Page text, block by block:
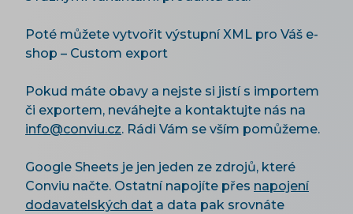
Poté můžete vytvořit výstupní XML pro Váš e-
shop – Custom export
Pokud máte obavy a nejste si jistí s importem
či exportem, neváhejte a kontaktujte nás na
info@conviu.cz. Rádi Vám se vším pomůžeme.
Google Sheets je jen jeden ze zdrojů, které
Conviu načte. Ostatní napojíte přes napojení
dodavatelských dat a data pak srovnáte